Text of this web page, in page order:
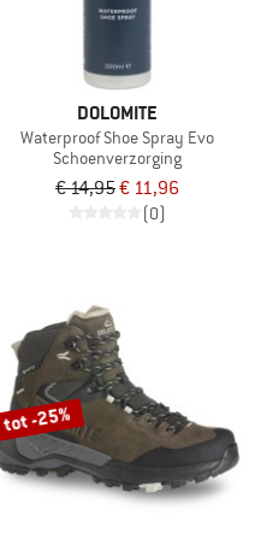
DOLOMITE
Waterproof Shoe Spray Evo
Schoenverzorging
€ 14,95€ 11,96
(0)
tot -25%